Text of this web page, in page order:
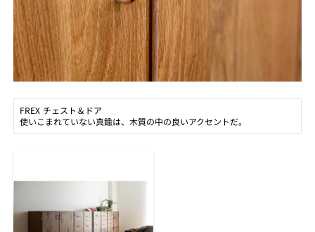
FREX チェスト＆ドア
使いこまれていない真鍮は、木質の中の良いアクセントだ。